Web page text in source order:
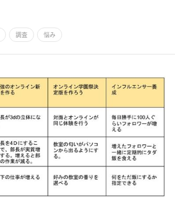
調査 悩み